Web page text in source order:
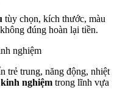
tùy chọn, kích thước, màu
đúng hoàn lại tiền.
trẻ trung, năng động, nhiệt
nghiệm trong lĩnh vựa